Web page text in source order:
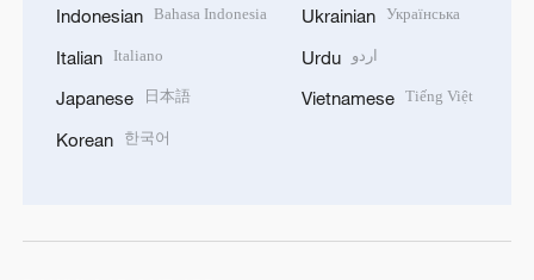
Indonesian Bahasa Indonesia
Italian Italiano
Japanese 日本語
Korean 한국어
Ukrainian Українська
Urdu اردو
Vietnamese Tiếng Việt